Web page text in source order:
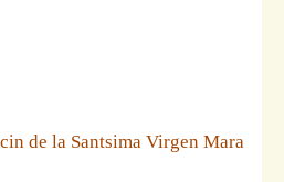
de la Santsima Virgen Mara